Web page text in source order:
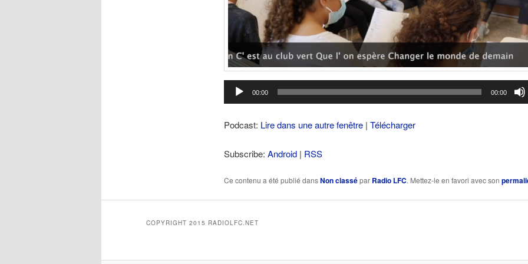
Lecteur
00:00 00:00
Podcast: Lire dans une autre fenêtre| Télécharger
Subscribe: Android| RSS
Ce contenu a été publié dansNon classépar Radio LFC. Mettez-le en favori avec son
COPYRIGHT 2015 RADIOLFC.NET